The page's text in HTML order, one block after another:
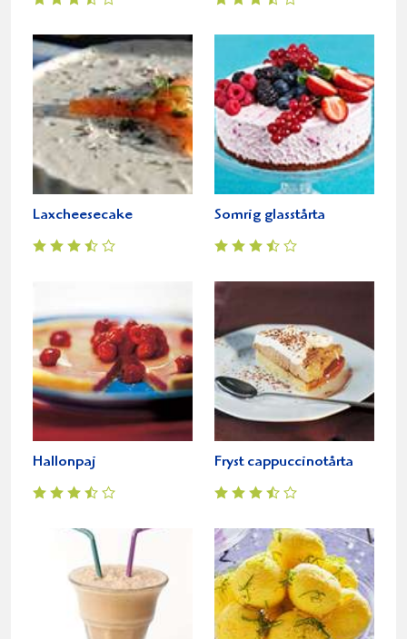
Laxcheesecake Somrig glasstårta
Hallonpaj Fryst cappuccinotårta